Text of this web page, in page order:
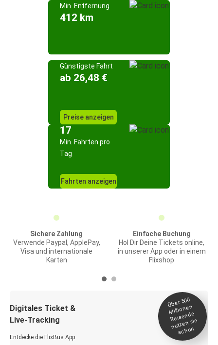
Min. Entfernung
412 km
Günstigste Fahrt
ab 26,48 €
Preise anzeigen
17
Min. Fahrten pro
Tag
Fahrten anzeigen
Sichere Zahlung
Verwende Paypal, ApplePay,
Visa und internationale
Karten
Einfache Buchung
Hol Dir Deine Tickets online,
in unserer App oder in einem
Flixshop
Digitales Ticket &
Live-Tracking
Entdecke die FlixBus App
Über 500
Millionen
Reisende
nutzen sie
schon